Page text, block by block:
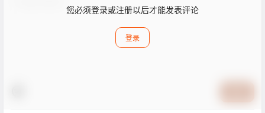
您必须登录或注册以后才能发表评论
登录